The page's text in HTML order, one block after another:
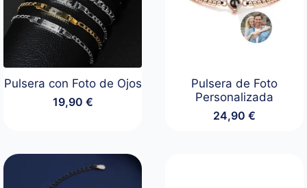
Pulsera con Foto de Ojos
19,90 €
Pulsera de Foto
Personalizada
24,90 €